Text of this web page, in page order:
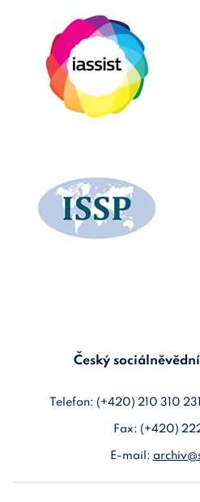
Český
Telefon: (+420) 210 310
Fax: (+420)
E-mail: